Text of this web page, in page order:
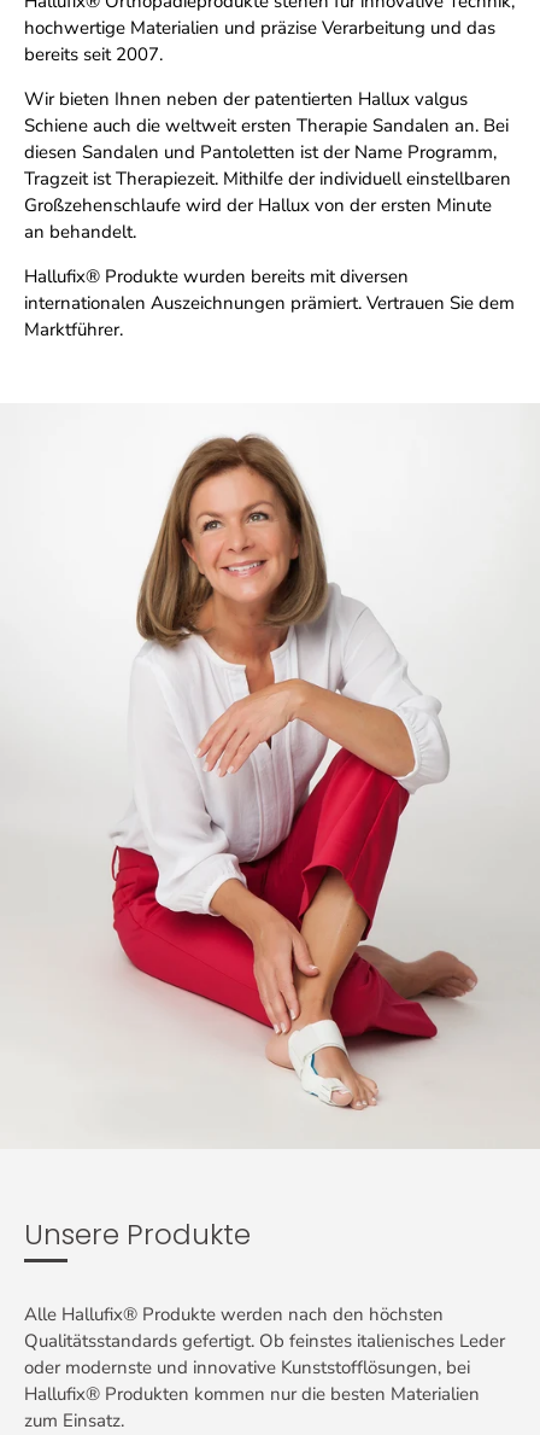
hochwertige Materialien und präzise Verarbeitung und das
bereits seit 2007.
Wir bieten Ihnen neben der patentierten Hallux valgus
Schiene auch die weltweit ersten Therapie Sandalen an. Bei
diesen Sandalen und Pantoletten ist der Name Programm,
Tragzeit ist Therapiezeit. Mithilfe der individuell einstellbaren
Großzehenschlaufe wird der Hallux von der ersten Minute
an behandelt.
Hallufix® Produkte wurden bereits mit diversen
internationalen Auszeichnungen prämiert. Vertrauen Sie dem
Marktführer.
Unsere Produkte
Alle Hallufix® Produkte werden nach den höchsten
Qualitätsstandards gefertigt. Ob feinstes italienisches Leder
oder modernste und innovative Kunststofflösungen, bei
Hallufix® Produkten kommen nur die besten Materialien
zum Einsatz.